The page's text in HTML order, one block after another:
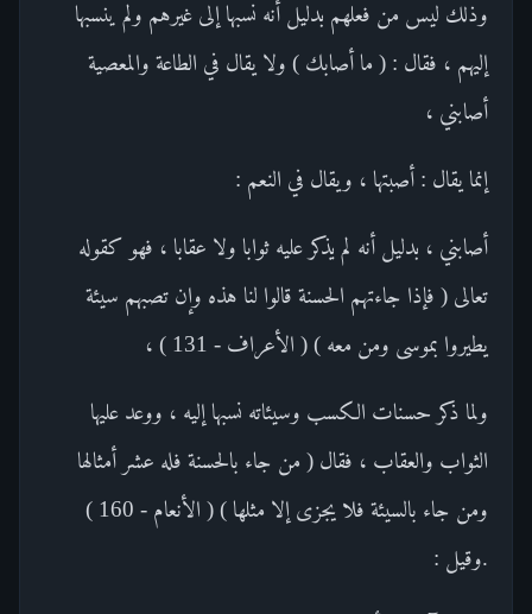
وذلك ليس من فعلهم بدليل أنه نسبها إلى غيرهم ولم ينسبها
إليهم ، فقال : ( ما أصابك ) ولا يقال في الطاعة والمعصية
أصابني ،
إنما يقال : أصبتها ، ويقال في النعم :
أصابني ، بدليل أنه لم يذكر عليه ثوابا ولا عقابا ، فهو كقوله
تعالى ( فإذا جاءتهم الحسنة قالوا لنا هذه وإن تصبهم سيئة
يطيروا بموسى ومن معه ) ( الأعراف - 131 ) ،
ولما ذكر حسنات الكسب وسيئاته نسبها إليه ، ووعد عليها
الثواب والعقاب ، فقال ( من جاء بالحسنة فله عشر أمثالها
ومن جاء بالسيئة فلا يجزى إلا مثلها ) ( الأنعام - 160 )
.وقيل :